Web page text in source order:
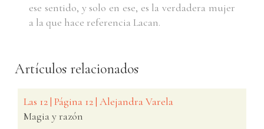
ese sentido, y solo en ese, es la verdadera mujer
a la que hace referencia Lacan.
Artículos relacionados
Las 12 | Página 12 | Alejandra Varela
Magia y razón